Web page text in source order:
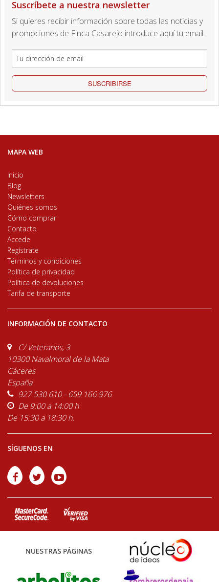
Suscríbete a nuestra newsletter
Si quieres recibir información sobre todas las noticias y
promociones de Finca Casarejo introduce aquí tu email.
SUSCRIBIRSE
MAPA WEB
Inicio
Blog
Newsletters
Quiénes somos
Cómo comprar
Contacto
Accede
Regístrate
Términos y condiciones
Política de privacidad
Política de devoluciones
Tarifa de transporte
INFORMACIÓN DE CONTACTO
C/ Veteranos, 3
10300 Navalmoral de la Mata
Cáceres
España
927 530 610 - 659 166 976
De 9:00 a 14:00 h
De 15:30 a 18:30 h.
SÍGUENOS EN
NUESTRAS PÁGINAS